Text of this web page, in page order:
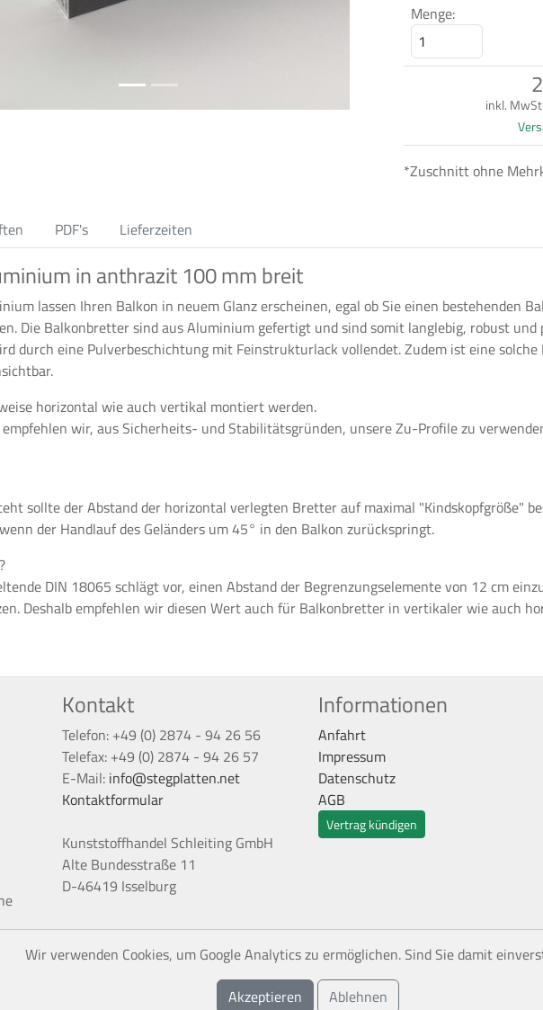
Menge:
inkl. MwSt
*Zuschnitt ohne
PDF's Lieferzeiten
in anthrazit 100 mm breit
lassen Ihren Balkon in neuem Glanz erscheinen, egal ob Sie einen bestehenden
Die Balkonbretter sind aus Aluminium gefertigt und sind somit langlebig, robust und
durch eine Pulverbeschichtung mit Feinstrukturlack vollendet. Zudem ist eine
horizontal wie auch vertikal montiert werden.
wir, aus Sicherheits- und Stabilitätsgründen, unsere Zu-Profile zu
sollte der Abstand der horizontal verlegten Bretter auf maximal "Kindskopfgröße"
der Handlauf des Geländers um 45° in den Balkon zurückspringt.
DIN 18065 schlägt vor, einen Abstand der Begrenzungselemente von 12 cm
Deshalb empfehlen wir diesen Wert auch für Balkonbretter in vertikaler wie auch
Kontakt
Telefon: +49 (0) 2874 - 94 26 56
Telefax: +49 (0) 2874 - 94 26 57
E-Mail: info@stegplatten.net
Kontaktformular
Kunststoffhandel Schleiting GmbH
Alte Bundesstraße 11
D-46419 Isselburg
Informationen
Anfahrt
Impressum
Datenschutz
AGB
Vertrag kündigen
Alle Preise inkl. gesetzl. Mehrwertsteuer zzgl. Versandkosten, wenn nicht anders
Wir verwenden Cookies, um Google Analytics zu ermöglichen. Sind Sie damit
Akzeptieren
Ablehnen